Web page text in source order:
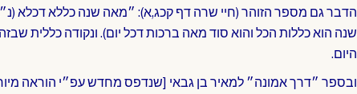
הדבר גם מספר הזוהר (חיי שרה דף קכג,א): ״מאה שנה כללא דכלא
שנה הוא כללות הכל והוא סוד מאה ברכות דכל יום). ונקודה כללית
היום.
ובספר ״דרך אמונה״ למאיר בן גבאי [שנדפס מחדש עפ״י הוראה